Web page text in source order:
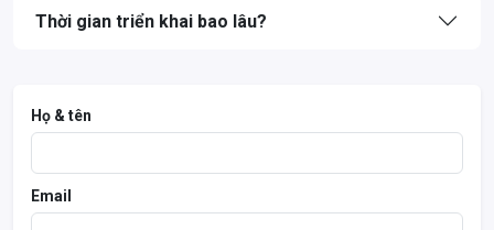
Thời gian triển khai bao lâu?
Họ & tên
Email